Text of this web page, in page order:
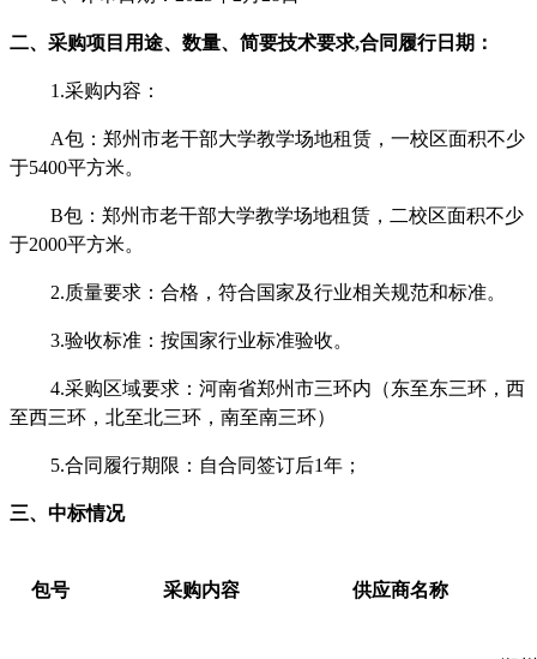
二、采购项目用途、数量、简要技术要求,合同履行日期：
1.采购内容：
A包：郑州市老干部大学教学场地租赁，一校区面积不少
于5400平方米。
B包：郑州市老干部大学教学场地租赁，二校区面积不少
于2000平方米。
2.质量要求：合格，符合国家及行业相关规范和标准。
3.验收标准：按国家行业标准验收。
4.采购区域要求：河南省郑州市三环内（东至东三环，西
至西三环，北至北三环，南至南三环）
5.合同履行期限：自合同签订后1年；
三、中标情况
包号 采购内容 供应商名称